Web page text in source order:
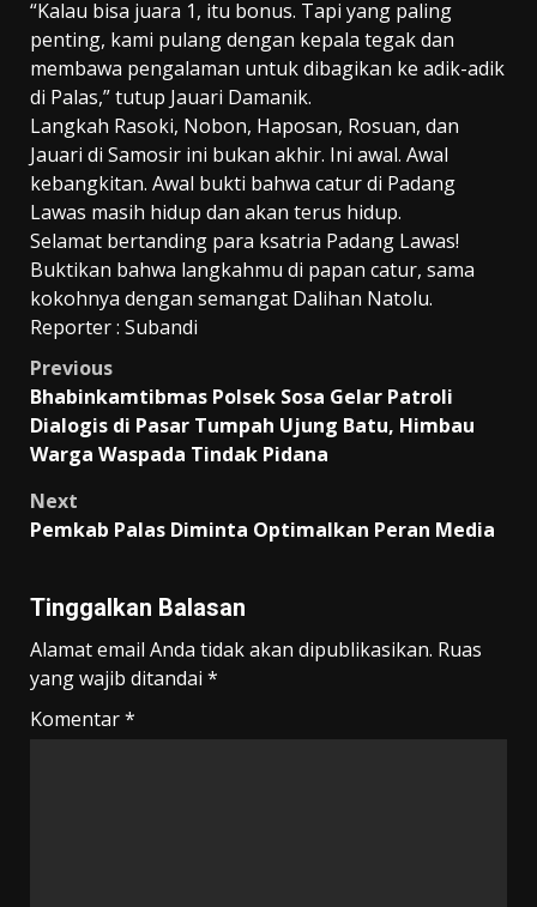
“Kalau bisa juara 1, itu bonus. Tapi yang paling
penting, kami pulang dengan kepala tegak dan
membawa pengalaman untuk dibagikan ke adik-adik
di Palas,” tutup Jauari Damanik.
Langkah Rasoki, Nobon, Haposan, Rosuan, dan
Jauari di Samosir ini bukan akhir. Ini awal. Awal
kebangkitan. Awal bukti bahwa catur di Padang
Lawas masih hidup dan akan terus hidup.
Selamat bertanding para ksatria Padang Lawas!
Buktikan bahwa langkahmu di papan catur, sama
kokohnya dengan semangat Dalihan Natolu.
Reporter : Subandi
Post
navigation
Previous
Bhabinkamtibmas Polsek Sosa Gelar Patroli
Dialogis di Pasar Tumpah Ujung Batu, Himbau
Warga Waspada Tindak Pidana
Next
Pemkab Palas Diminta Optimalkan Peran Media
Tinggalkan Balasan
Alamat email Anda tidak akan dipublikasikan. Ruas
yang wajib ditandai *
Komentar*